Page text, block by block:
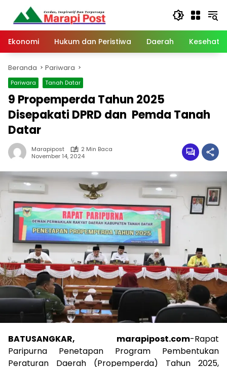
Langsung
konten
Ekonomi
Hukum dan Peristiwa Daerah
Beranda Pariwara
Pariwara Tanah Datar
9 Propemperda Tahun 2025
Disepakati DPRD dan Pemda Tanah
Datar
Marapipost
2 Min Baca
November 14, 2024
BATUSANGKAR, marapipost.com-Rapat
Paripurna Penetapan Program Pembentukan
Peraturan Daerah (Propemperda) Tahun 2025,